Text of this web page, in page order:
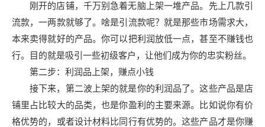
刚开的店铺，千万别急着无脑上架一堆产品。先上几款引
流款，一两款就够了。啥是引流款呢？就是那些市场需求大，
本来卖得就好的产品。你可以把利润放低一点，甚至不赚钱也
行。目的就是吸引一些初级客户，让他们成为你的忠实粉丝。
第二步：利润品上架，赚点小钱
接下来，第二波上架的就是你的利润品了。这些产品是店
铺里占比较大的品类，也是你盈利的主要来源。比如说你有价
格优势的，或者设计材料比同行有优势的。这些产品才是你赚